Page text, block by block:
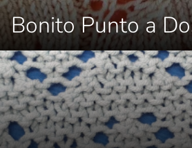
Bonito Punto a